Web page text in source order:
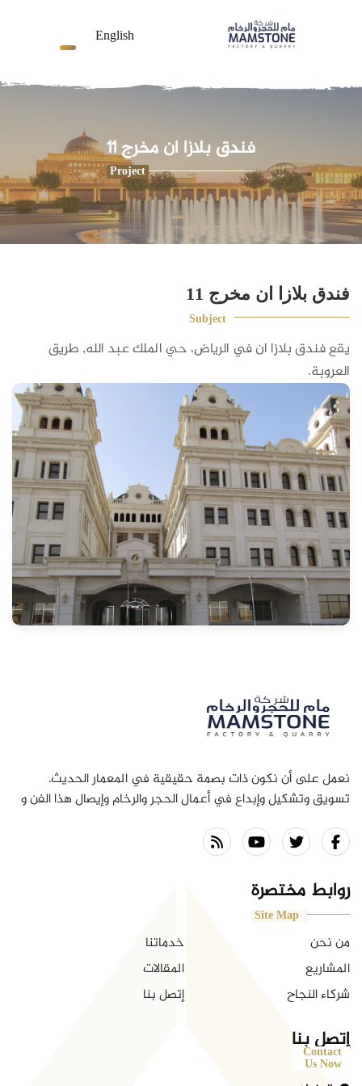
English
فندق بلازا ان مخرج 11
Project
فندق بلازا ان مخرج 11
Subject
يقع فندق بلازا ان في الرياض، حي الملك عبد الله, طريق
العروبة.
نعمل على أن نكون ذات بصمة حقيقية في المعمار الحديث.
تسويق وتشكيل وإبداع في أعمال الحجر والرخام وإيصال هذا الفن و
ومواكبة المستقبل .
روابط مختصرة
Site Map
من نحن
خدماتنا
المشاريع
المقالات
شركاء النجاح
إتصل بنا
إتصل بنا
Contact
Us Now